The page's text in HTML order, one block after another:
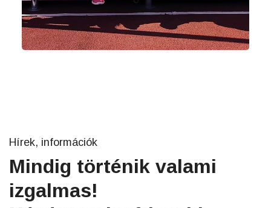
Hírek, információk
Mindig történik valami
izgalmas!